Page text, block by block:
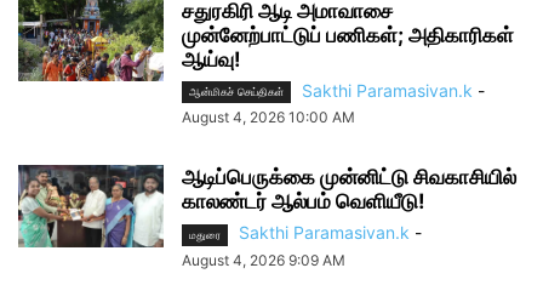
சதுரகிரி ஆடி அமாவாசை
முன்னேற்பாட்டுப் பணிகள்; அதிகாரிகள்
ஆய்வு!
ஆன்மிகச் செய்திகள் Sakthi Paramasivan.k -
August 4, 2026 10:00 AM
ஆடிப்பெருக்கை முன்னிட்டு சிவகாசியில்
காலண்டர் ஆல்பம் வெளியீடு!
மதுரை Sakthi Paramasivan.k -
August 4, 2026 9:09 AM